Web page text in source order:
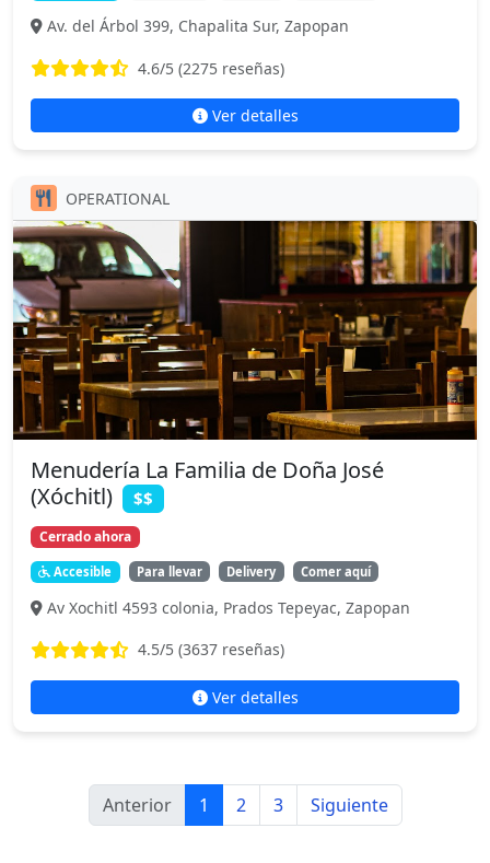
Av. del Árbol 399, Chapalita Sur, Zapopan
4.6/5 (2275 reseñas)
Ver detalles
OPERATIONAL
Menudería La Familia de Doña José
(Xóchitl)
$$
Cerrado ahora
Accesible Para llevar Delivery Comer aquí
Av Xochitl 4593 colonia, Prados Tepeyac, Zapopan
4.5/5 (3637 reseñas)
Ver detalles
Anterior 1 2 3 Siguiente